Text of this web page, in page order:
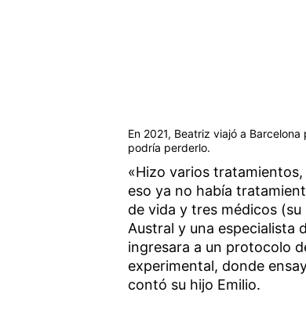
En 2021, Beatriz viajó a
podría perderlo.
«Hizo varios
eso ya no había
de vida y tres médicos
Austral y una especialista
ingresara a un protocolo
experimental, donde
contó su hijo Emilio.